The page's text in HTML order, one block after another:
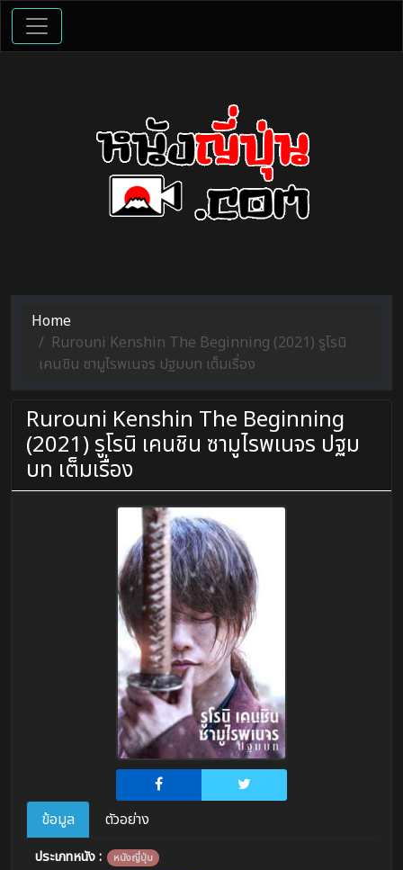
Home
Rurouni Kenshin The Beginning (2021) รูโรนิ
เคนชิน ซามูไรพเนจร ปฐมบท เต็มเรื่อง
Rurouni Kenshin The Beginning
(2021) รูโรนิ เคนชิน ซามูไรพเนจร ปฐม
บท เต็มเรื่อง
ข้อมูล ตัวอย่าง
ประเภทหนัง : หนังญี่ปุ่น